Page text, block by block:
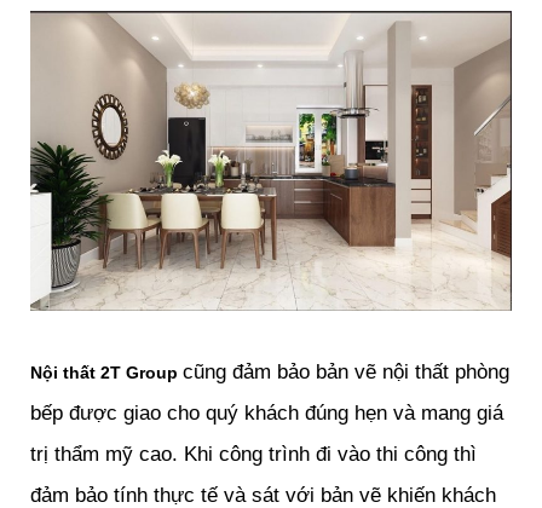
Nội thất 2T Group cũng đảm bảo bản vẽ nội thất phòng
bếp được giao cho quý khách đúng hẹn và mang giá
trị thẩm mỹ cao. Khi công trình đi vào thi công thì
đảm bảo tính thực tế và sát với bản vẽ khiến khách